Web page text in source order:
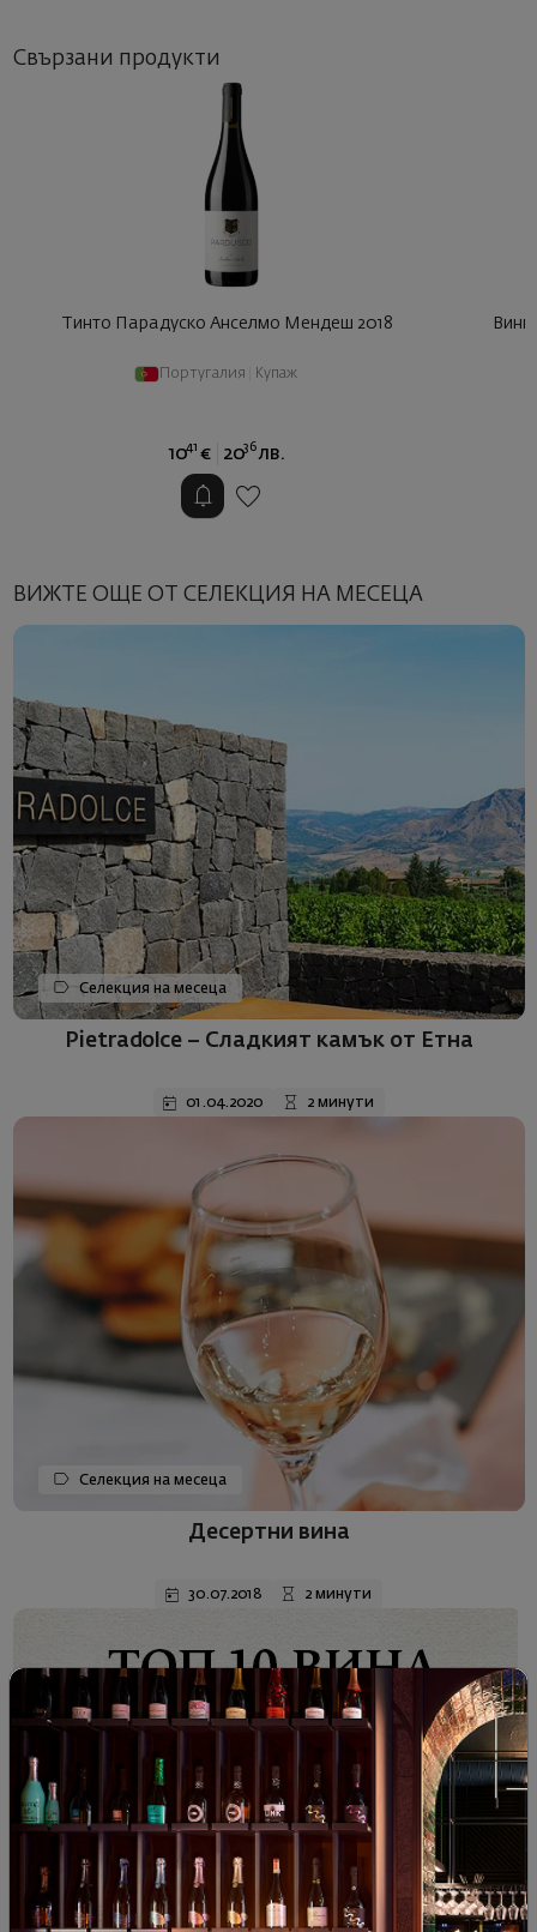
Свързани продукти
Тинто Парадуско Анселмо Мендеш 2018
Португалия Купаж
1041 € 2036 лв.
ВИЖТЕ ОЩЕ ОТ СЕЛЕКЦИЯ НА МЕСЕЦА
Селекция на месеца
Pietradolce – Сладкият камък от Етна
01.04.2020 2 минути
Селекция на месеца
Десертни вина
30.07.2018 2 минути